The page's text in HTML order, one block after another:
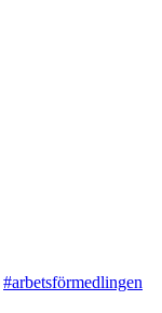
#arbetsförmedlingen